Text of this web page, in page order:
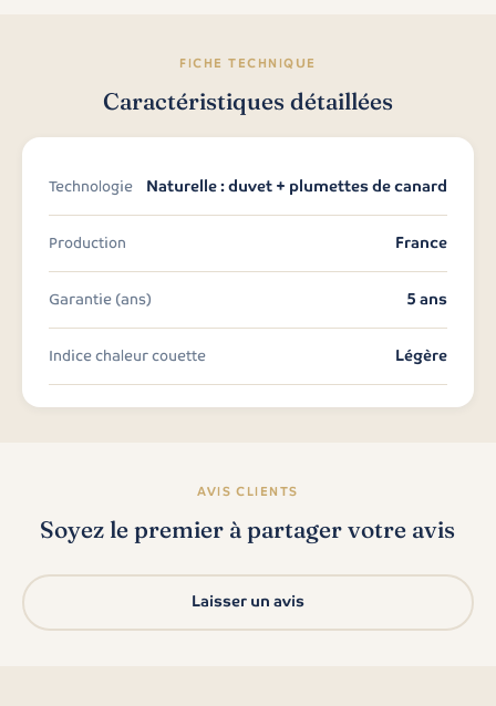
FICHE TECHNIQUE
Caractéristiques détaillées
Technologie Naturelle : duvet + plumettes de canard
Production France
Garantie (ans) 5 ans
Indice chaleur couette Légère
AVIS CLIENTS
Soyez le premier à partager votre avis
Laisser un avis